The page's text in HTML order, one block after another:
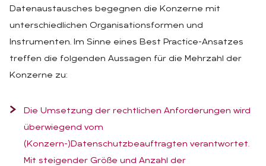
Datenaustausches begegnen die Konzerne mit
unterschiedlichen Organisationsformen und
Instrumenten. Im Sinne eines Best Practice-Ansatzes
treffen die folgenden Aussagen für die Mehrzahl der
Konzerne zu:
Die Umsetzung der rechtlichen Anforderungen wird
überwiegend vom
(Konzern-)Datenschutzbeauftragten verantwortet.
Mit steigender Größe und Anzahl der